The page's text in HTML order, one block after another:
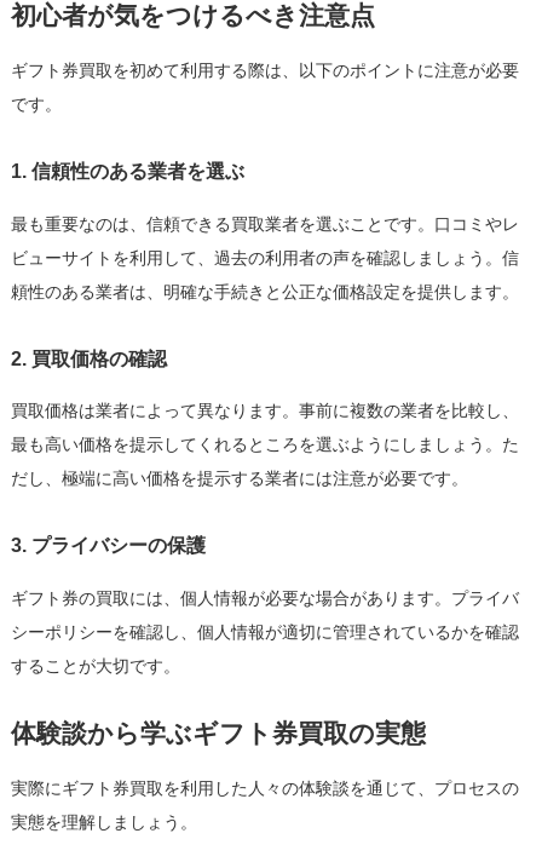
初心者が気をつけるべき注意点
ギフト券買取を初めて利用する際は、以下のポイントに注意が必要
です。
1. 信頼性のある業者を選ぶ
最も重要なのは、信頼できる買取業者を選ぶことです。口コミやレ
ビューサイトを利用して、過去の利用者の声を確認しましょう。信
頼性のある業者は、明確な手続きと公正な価格設定を提供します。
2. 買取価格の確認
買取価格は業者によって異なります。事前に複数の業者を比較し、
最も高い価格を提示してくれるところを選ぶようにしましょう。た
だし、極端に高い価格を提示する業者には注意が必要です。
3. プライバシーの保護
ギフト券の買取には、個人情報が必要な場合があります。プライバ
シーポリシーを確認し、個人情報が適切に管理されているかを確認
することが大切です。
体験談から学ぶギフト券買取の実態
実際にギフト券買取を利用した人々の体験談を通じて、プロセスの
実態を理解しましょう。